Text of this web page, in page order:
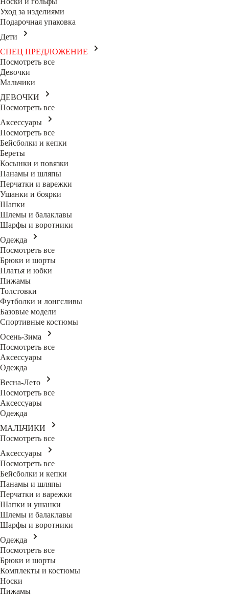
Уход за изделиями
Подарочная упаковка
Дети
СПЕЦ ПРЕДЛОЖЕНИЕ
Посмотреть все
Девочки
Мальчики
ДЕВОЧКИ
Посмотреть все
Аксессуары
Посмотреть все
Бейсболки и кепки
Береты
Косынки и повязки
Панамы и шляпы
Перчатки и варежки
Ушанки и боярки
Шапки
Шлемы и балаклавы
Шарфы и воротники
Одежда
Посмотреть все
Брюки и шорты
Платья и юбки
Пижамы
Толстовки
Футболки и лонгсливы
Базовые модели
Спортивные костюмы
Осень-Зима
Посмотреть все
Аксессуары
Одежда
Весна-Лето
Посмотреть все
Аксессуары
Одежда
МАЛЬЧИКИ
Посмотреть все
Аксессуары
Посмотреть все
Бейсболки и кепки
Панамы и шляпы
Перчатки и варежки
Шапки и ушанки
Шлемы и балаклавы
Шарфы и воротники
Одежда
Посмотреть все
Брюки и шорты
Комплекты и костюмы
Носки
Пижамы